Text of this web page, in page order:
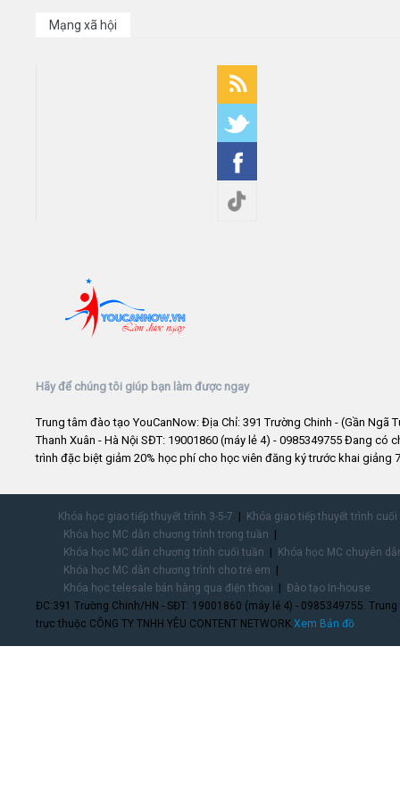
Mạng xã hội
Hãy để chúng tôi giúp bạn làm được ngay
Trung tâm đào tạo YouCanNow: Địa Chỉ: 391 Trường Chinh - (Gần Ngã
Thanh Xuân - Hà Nội SĐT: 19001860 (máy lẻ 4) - 0985349755 Đang có
trình đặc biệt giảm 20% học phí cho học viên đăng ký trước khai giảng
Khóa học giao tiếp thuyết trình 3-5-7
Khóa giao tiếp thuyết trình
Khóa học MC dẫn chương trình trong tuần
Khóa học MC dẫn chương trình cuối tuần
Khóa học MC chuyên
Khóa học MC dẫn chương trình cho trẻ em
Khóa học telesale bán hàng qua điện thoại
Đào tạo In-house
ĐC:391 Trường Chinh/HN - SĐT: 19001860 (máy lẻ 4) - 0985349755.
trực thuộc CÔNG TY TNHH YÊU CONTENT NETWORK. Xem Bản đồ